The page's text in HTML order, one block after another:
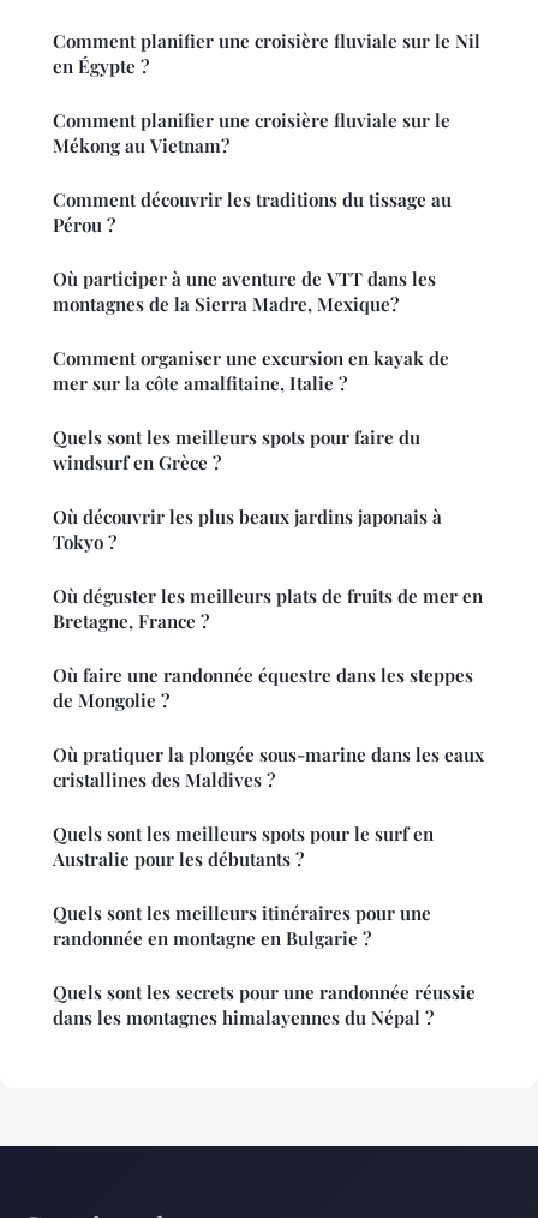
Comment planifier une croisière fluviale sur le Nil
en Égypte ?
Comment planifier une croisière fluviale sur le
Mékong au Vietnam?
Comment découvrir les traditions du tissage au
Pérou ?
Où participer à une aventure de VTT dans les
montagnes de la Sierra Madre, Mexique?
Comment organiser une excursion en kayak de
mer sur la côte amalfitaine, Italie ?
Quels sont les meilleurs spots pour faire du
windsurf en Grèce ?
Où découvrir les plus beaux jardins japonais à
Tokyo ?
Où déguster les meilleurs plats de fruits de mer en
Bretagne, France ?
Où faire une randonnée équestre dans les steppes
de Mongolie ?
Où pratiquer la plongée sous-marine dans les eaux
cristallines des Maldives ?
Quels sont les meilleurs spots pour le surf en
Australie pour les débutants ?
Quels sont les meilleurs itinéraires pour une
randonnée en montagne en Bulgarie ?
Quels sont les secrets pour une randonnée réussie
dans les montagnes himalayennes du Népal ?